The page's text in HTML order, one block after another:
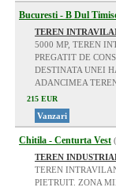
Bucuresti - B Dul
TEREN
5000 MP, TEREN
PREGATIT DE
DESTINATA UNEI
ADANCIMEA
215 EUR
Vanzari
Chitila - Centurta Vest
TEREN
TEREN
PIETRUIT. ZONA